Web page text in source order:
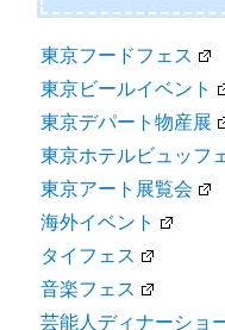
東京フードフェス
東京ビールイベント
東京デパート物産展
東京ホテルビュッフ
東京アート展覧会
海外イベント
タイフェス
音楽フェス
芸能人ディナーショ